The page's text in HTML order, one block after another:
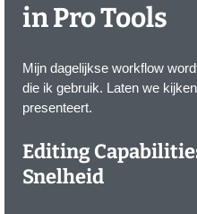
in Pro Tools
Mijn dagelijkse workflow
die ik gebruik. Laten we
presenteert.
Editing
Snelheid